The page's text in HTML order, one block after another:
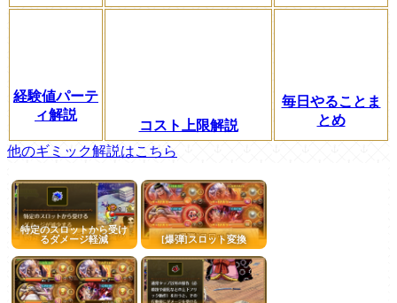
経験値パーテ
ィ解説
コスト上限解説
毎日やることま
とめ
他のギミック解説はこちら
特定のスロットから受け
るダメージ軽減
[爆弾]スロット変換